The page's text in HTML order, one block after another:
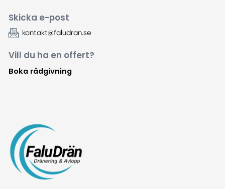
Skicka e-post
kontakt@faludran.se
Vill du ha en offert?
Boka rådgivning